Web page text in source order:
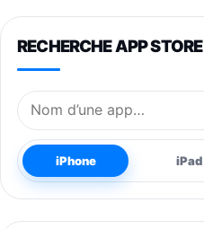
RECHERCHE APP STORE
Nom de l’application
iPhone iPad